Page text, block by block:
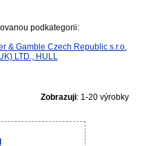
podkategorii:
& Gamble Czech Republic s.r.o.
LTD., HULL
Zobrazuji: 1-20 výrobky